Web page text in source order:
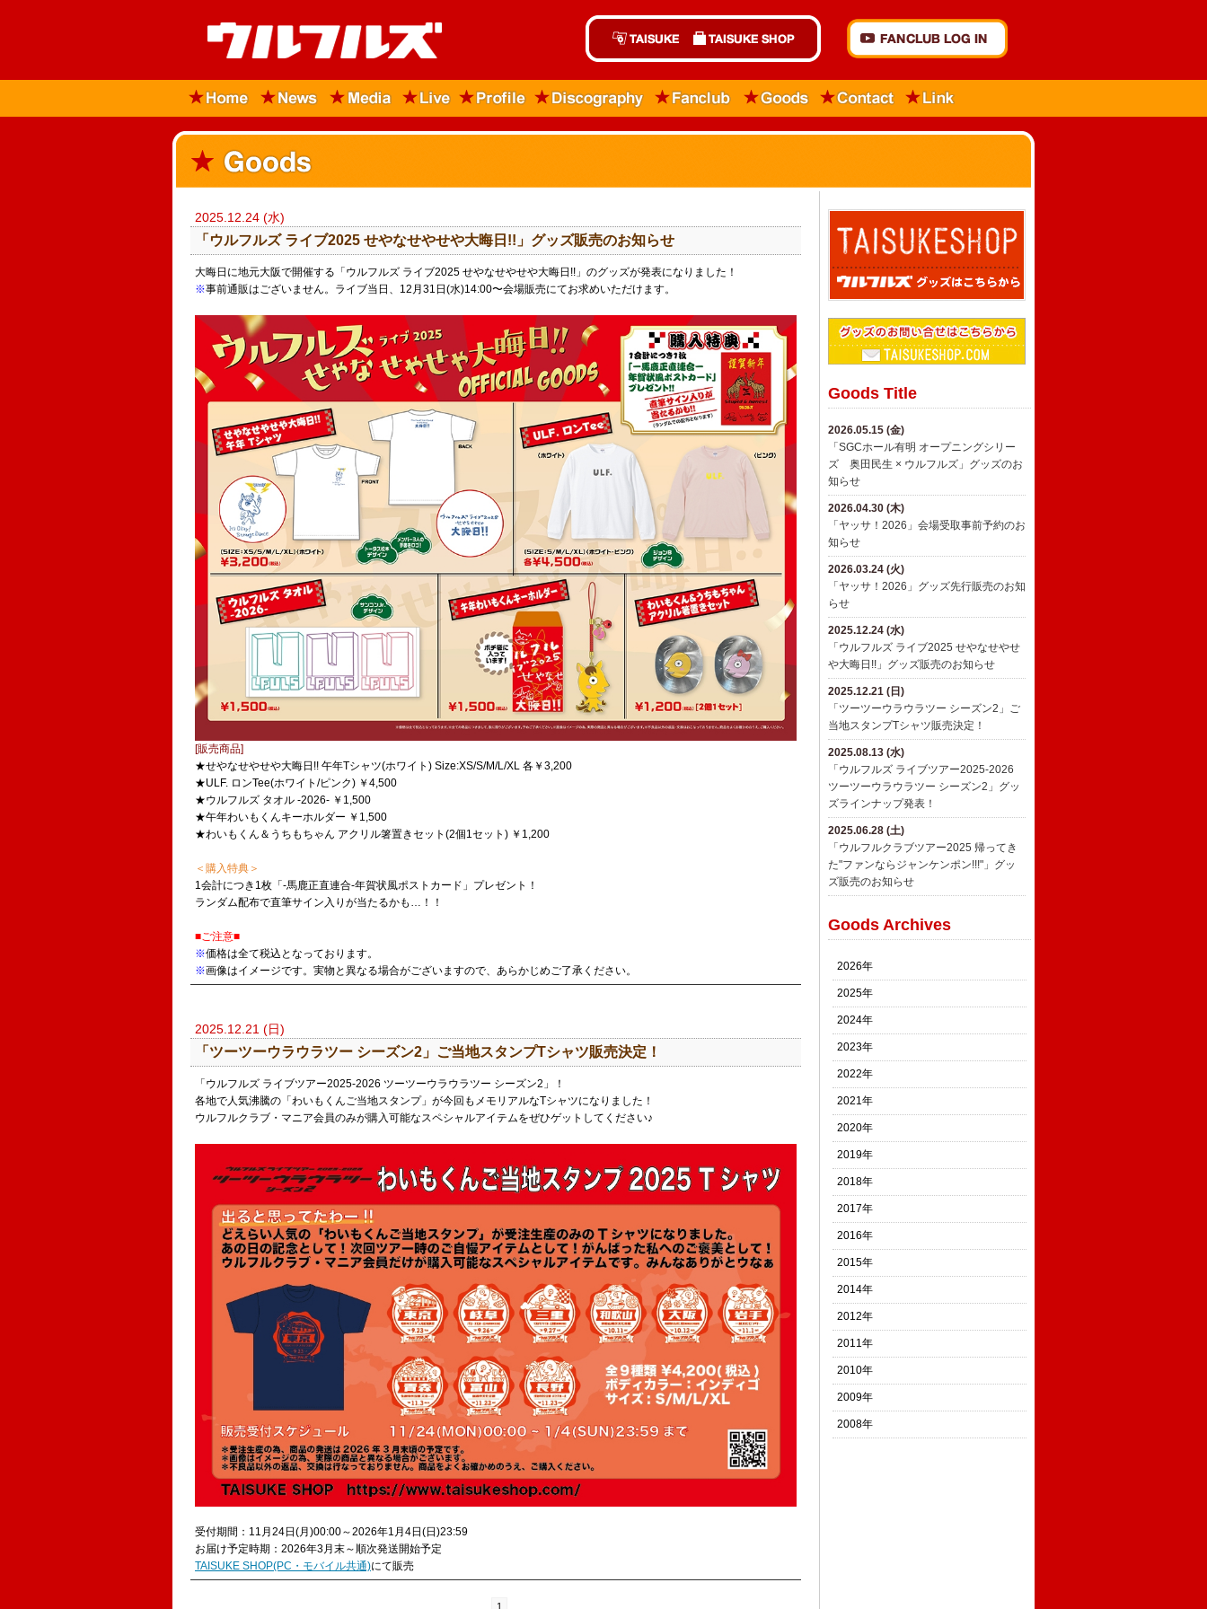
2025.12.24 (水)
​「ウルフルズ ライブ2025 せやなせやせや大晦日!!」グッズ販売のお知らせ
大晦日に地元大阪で開催する「ウルフルズ ライブ2025 せやなせやせや大晦日!!」のグッズが発表になりました！
※事前通販はございません。ライブ当日、12月31日(水)14:00〜会場販売にてお求めいただけます。
[販売商品]
★せやなせやせや大晦日!! 午年Tシャツ(ホワイト) Size:XS/S/M/L/XL 各￥3,200
★ULF. ロンTee(ホワイト/ピンク) ￥4,500
★ウルフルズ タオル -2026- ￥1,500
★午年わいもくんキーホルダー ￥1,500
★わいもくん＆うちもちゃん アクリル箸置きセット(2個1セット) ￥1,200
＜購入特典＞
1会計につき1枚「-馬鹿正直連合-年賀状風ポストカード」プレゼント！
ランダム配布で直筆サイン入りが当たるかも…！！
■ご注意■
※価格は全て税込となっております。
※画像はイメージです。実物と異なる場合がございますので、あらかじめご了承ください。
2025.12.21 (日)
「ツーツーウラウラツー シーズン2」ご当地スタンプTシャツ販売決定！
「ウルフルズ ライブツアー2025-2026 ツーツーウラウラツー シーズン2」！
各地で人気沸騰の「わいもくんご当地スタンプ」が今回もメモリアルなTシャツになりました！
ウルフルクラブ・マニア会員のみが購入可能なスペシャルアイテムをぜひゲットしてください♪
受付期間：11月24日(月)00:00～2026年1月4日(日)23:59
お届け予定時期：2026年3月末～順次発送開始予定
TAISUKE SHOP(PC・モバイル共通)にて販売
1
Goods Title
2026.05.15 (金)
「SGCホール有明 オープニングシリー
ズ 奥田民生 × ウルフルズ」グッズのお
知らせ
2026.04.30 (木)
「ヤッサ！2026」会場受取事前予約のお
知らせ
2026.03.24 (火)
「ヤッサ！2026」グッズ先行販売のお知
らせ
2025.12.24 (水)
​「ウルフルズ ライブ2025 せやなせやせ
や大晦日!!」グッズ販売のお知らせ
2025.12.21 (日)
「ツーツーウラウラツー シーズン2」ご
当地スタンプTシャツ販売決定！
2025.08.13 (水)
「ウルフルズ ライブツアー2025-2026
ツーツーウラウラツー シーズン2」グッ
ズラインナップ発表！
2025.06.28 (土)
「ウルフルクラブツアー2025 帰ってき
た"ファンならジャンケンポン!!!"」グッ
ズ販売のお知らせ
Goods Archives
2026年
2025年
2024年
2023年
2022年
2021年
2020年
2019年
2018年
2017年
2016年
2015年
2014年
2012年
2011年
2010年
2009年
2008年